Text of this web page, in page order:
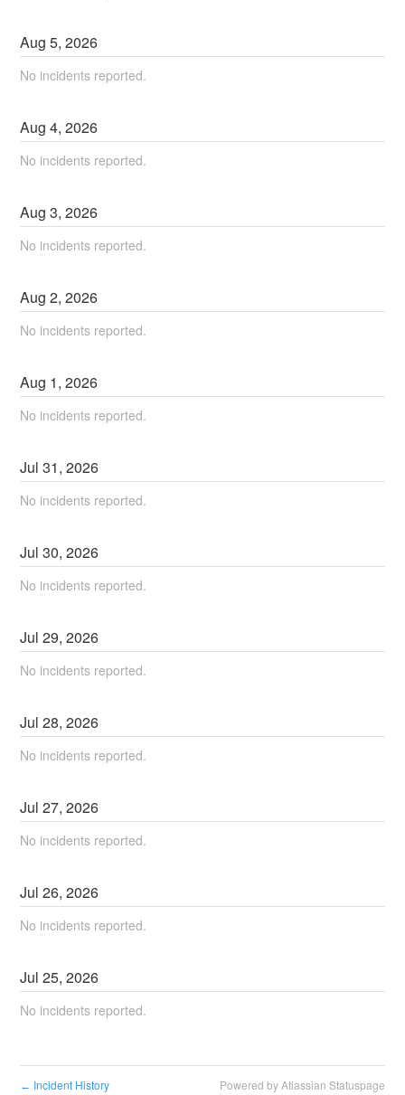
Aug5,2026
No incidents reported.
Aug4,2026
No incidents reported.
Aug3,2026
No incidents reported.
Aug2,2026
No incidents reported.
Aug 1,2026
No incidents reported.
Jul31,2026
No incidents reported.
Jul30,2026
No incidents reported.
Jul29,2026
No incidents reported.
Jul28,2026
No incidents reported.
Jul27,2026
No incidents reported.
Jul26,2026
No incidents reported.
Jul25,2026
No incidents reported.
← Incident History Powered by Atlassian Statuspage